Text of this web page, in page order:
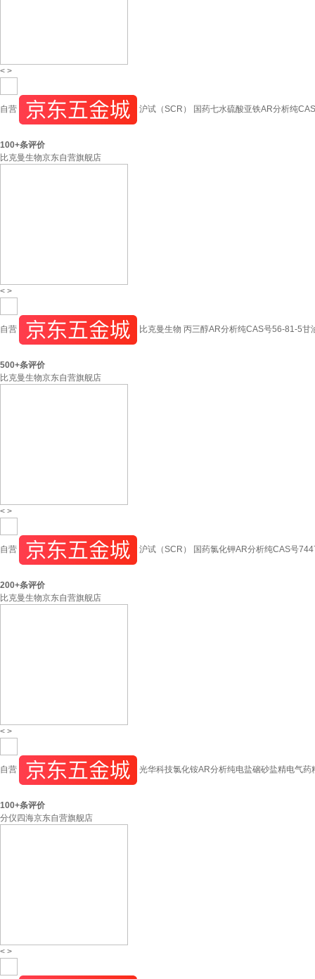
< >
自营 沪试（SCR） 国药七水硫酸亚铁AR分析纯
100+条评价
比克曼生物京东自营旗舰店
< >
自营 比克曼生物 丙三醇AR分析纯CAS号56-81-5
500+条评价
比克曼生物京东自营旗舰店
< >
自营 沪试（SCR） 国药氯化钾AR分析纯CAS号
200+条评价
比克曼生物京东自营旗舰店
< >
自营 光华科技氯化铵AR分析纯电盐硇砂盐精电气
100+条评价
分仪四海京东自营旗舰店
< >